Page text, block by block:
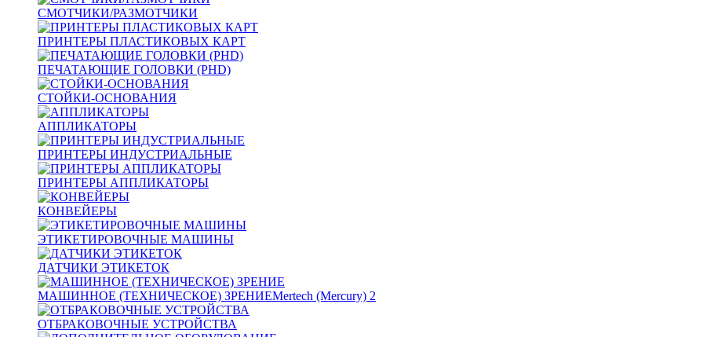
СМОТЧИКИ/РАЗМОТЧИКИ
ПРИНТЕРЫ ПЛАСТИКОВЫХ КАРТ
ПЕЧАТАЮЩИЕ ГОЛОВКИ (PHD)
СТОЙКИ-ОСНОВАНИЯ
АППЛИКАТОРЫ
ПРИНТЕРЫ ИНДУСТРИАЛЬНЫЕ
ПРИНТЕРЫ АППЛИКАТОРЫ
КОНВЕЙЕРЫ
ЭТИКЕТИРОВОЧНЫЕ МАШИНЫ
ДАТЧИКИ ЭТИКЕТОК
МАШИННОЕ (ТЕХНИЧЕСКОЕ) ЗРЕНИЕMertech (Mercury) 2
ОТБРАКОВОЧНЫЕ УСТРОЙСТВА